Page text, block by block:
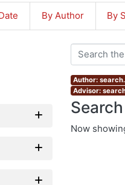
By Author By
Author:
Advisor:
Now